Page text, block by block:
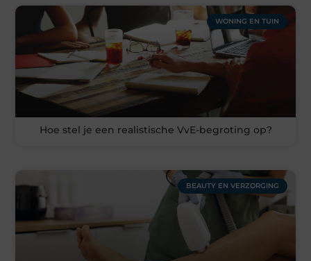
WONING EN TUIN
Hoe stel je een realistische VvE-begroting op?
BEAUTY EN VERZORGING